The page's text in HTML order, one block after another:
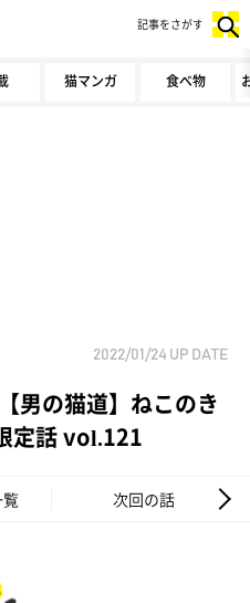
猫マンガ 食べ物
記事をさがす
2022/01/24 UP DATE
男の猫道】ねこのき
定話 vol.121
次回の話